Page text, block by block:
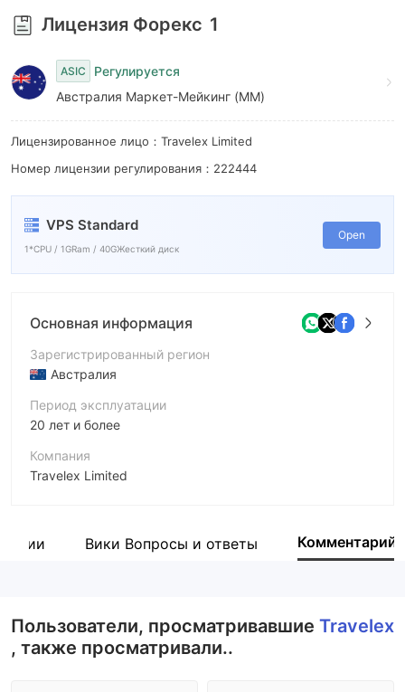
9
Лицензия Форекс 1
ASIC
Регулируется
Австралия Маркет-Мейкинг (MM)
Лицензированное лицо：Travelex Limited
Номер лицензии регулирования：222444
VPS Standard
1*CPU / 1GRam / 40GЖесткий диск
Open
Основная информация
Зарегистрированный регион
Австралия
Период эксплуатации
20 лет и более
Компания
Travelex Limited
Сотрудник компании
Вики Вопросы и ответы Комментарий
Пользователи, просматривавшие Travelex
, также просматривали..